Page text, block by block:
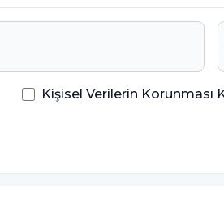
veya tamamen kaybolması
sorunu
Kişisel Verilerin Korunması